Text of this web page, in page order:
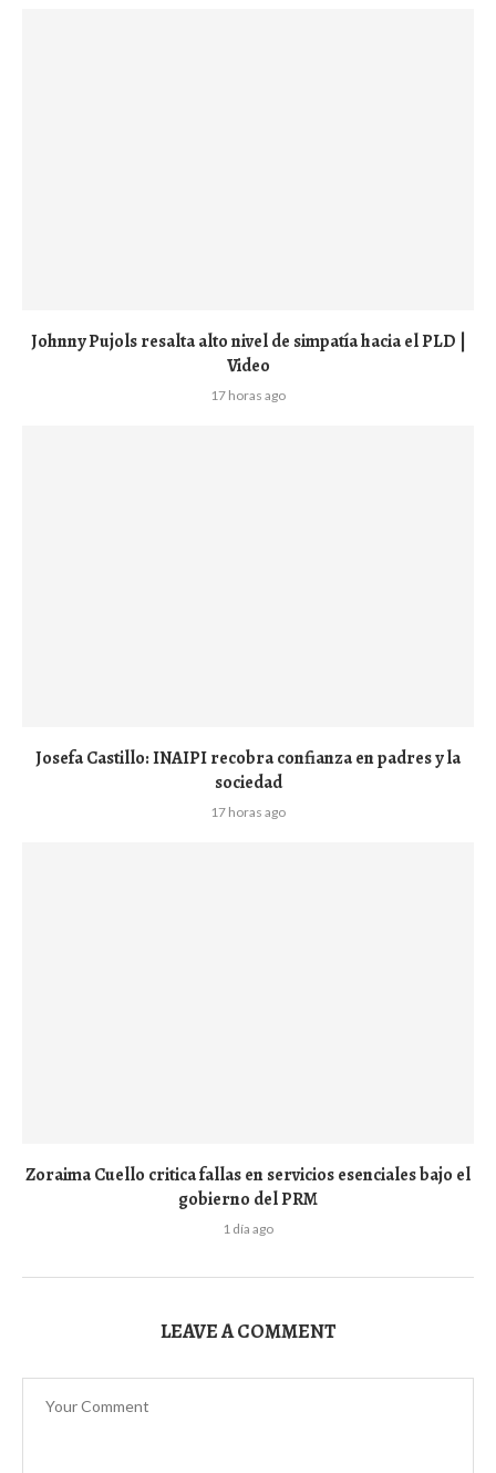
Johnny Pujols resalta alto nivel de simpatía hacia el PLD |
Video
17 horas ago
Josefa Castillo: INAIPI recobra confianza en padres y la
sociedad
17 horas ago
Zoraima Cuello critica fallas en servicios esenciales bajo el
gobierno del PRM
1 día ago
LEAVE A COMMENT